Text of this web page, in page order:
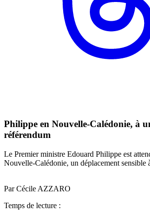
Philippe en Nouvelle-Calédonie, à
référendum
Le Premier ministre Edouard Philippe est
Nouvelle-Calédonie, un déplacement sensible
Par Cécile AZZARO
Temps de lecture :